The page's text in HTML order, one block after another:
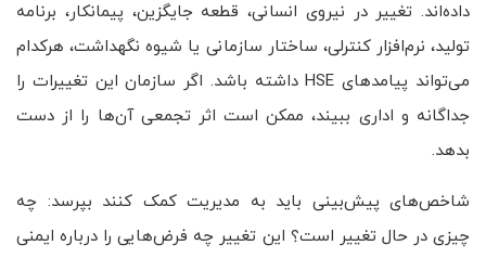
داده‌اند. تغییر در نیروی انسانی، قطعه جایگزین، پیمانکار، برنامه
تولید، نرم‌افزار کنترلی، ساختار سازمانی یا شیوه نگهداشت، هرکدام
می‌تواند پیامدهای HSE داشته باشد. اگر سازمان این تغییرات را
جداگانه و اداری ببیند، ممکن است اثر تجمعی آن‌ها را از دست
بدهد.
شاخص‌های پیش‌بینی باید به مدیریت کمک کنند بپرسد: چه
چیزی در حال تغییر است؟ این تغییر چه فرض‌هایی را درباره ایمنی